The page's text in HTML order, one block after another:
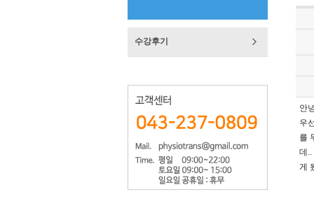
수강후기
안
우
를
데 ..
게